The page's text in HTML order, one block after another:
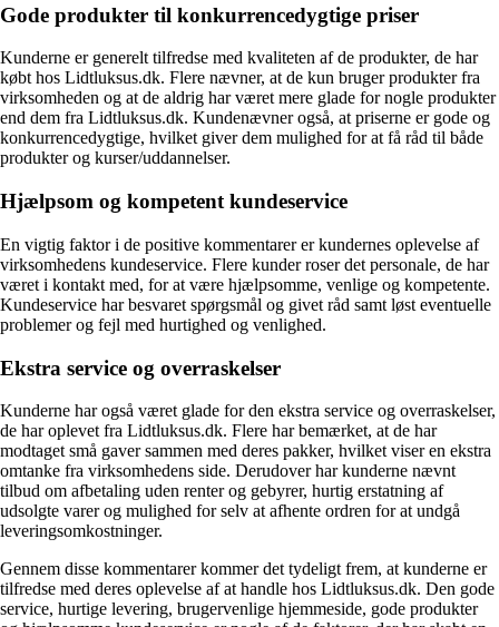
Gode produkter til konkurrencedygtige priser
Kunderne er generelt tilfredse med kvaliteten af de produkter, de har
købt hos Lidtluksus.dk. Flere nævner, at de kun bruger produkter fra
virksomheden og at de aldrig har været mere glade for nogle produkter
end dem fra Lidtluksus.dk. Kundenævner også, at priserne er gode og
konkurrencedygtige, hvilket giver dem mulighed for at få råd til både
produkter og kurser/uddannelser.
Hjælpsom og kompetent kundeservice
En vigtig faktor i de positive kommentarer er kundernes oplevelse af
virksomhedens kundeservice. Flere kunder roser det personale, de har
været i kontakt med, for at være hjælpsomme, venlige og kompetente.
Kundeservice har besvaret spørgsmål og givet råd samt løst eventuelle
problemer og fejl med hurtighed og venlighed.
Ekstra service og overraskelser
Kunderne har også været glade for den ekstra service og overraskelser,
de har oplevet fra Lidtluksus.dk. Flere har bemærket, at de har
modtaget små gaver sammen med deres pakker, hvilket viser en ekstra
omtanke fra virksomhedens side. Derudover har kunderne nævnt
tilbud om afbetaling uden renter og gebyrer, hurtig erstatning af
udsolgte varer og mulighed for selv at afhente ordren for at undgå
leveringsomkostninger.
Gennem disse kommentarer kommer det tydeligt frem, at kunderne er
tilfredse med deres oplevelse af at handle hos Lidtluksus.dk. Den gode
service, hurtige levering, brugervenlige hjemmeside, gode produkter